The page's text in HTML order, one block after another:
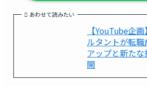
あわせて読みたい
【YouTube企
ルタントが転
アップと新た
開